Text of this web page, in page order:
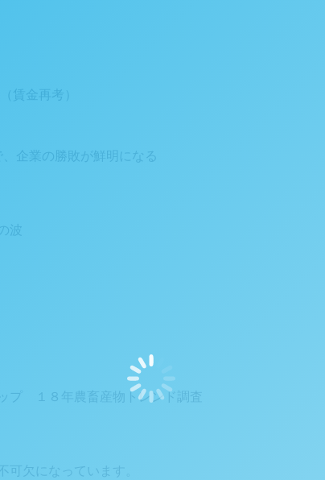
賃金再考）
企業の勝敗が鮮明になる
波
プ １８年農畜産物トレンド調査
可欠になっています。